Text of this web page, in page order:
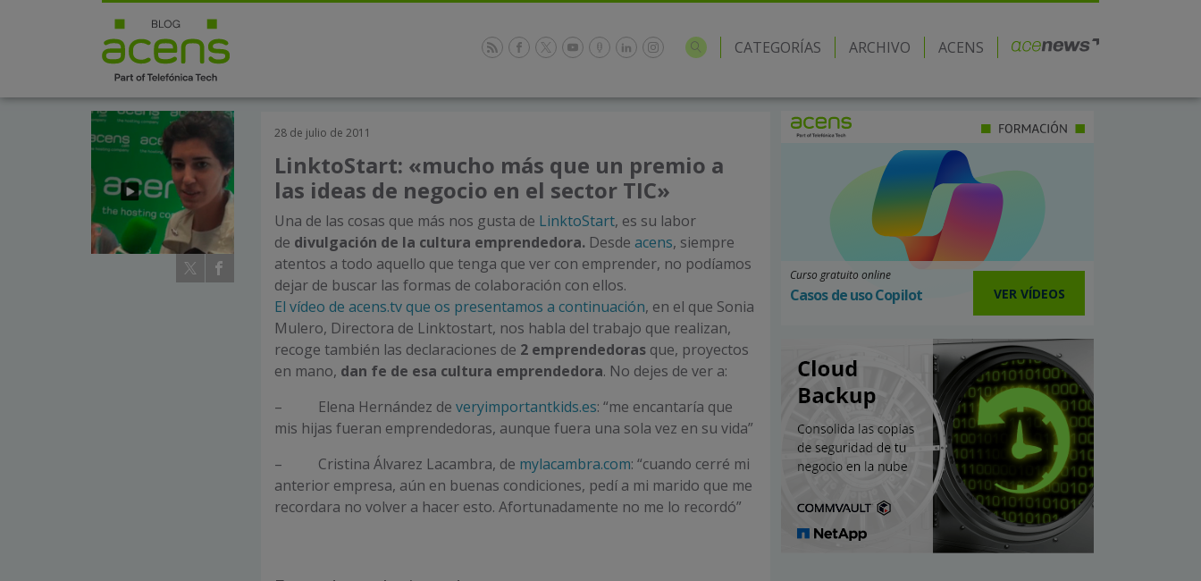
CATEGORÍAS ARCHIVO ACENS
28 de julio de 2011
LinktoStart: «mucho más que un premio a
las ideas de negocio en el sector TIC»
Una de las cosas que más nos gusta de LinktoStart, es su labor
de divulgación de la cultura emprendedora. Desde acens, siempre
atentos a todo aquello que tenga que ver con emprender, no podíamos
dejar de buscar las formas de colaboración con ellos.
El vídeo de acens.tv que os presentamos a continuación, en el que Sonia
Mulero, Directora de Linktostart, nos habla del trabajo que realizan,
recoge también las declaraciones de 2 emprendedoras que, proyectos
en mano, dan fe de esa cultura emprendedora. No dejes de ver a:
– Elena Hernández de veryimportantkids.es: “me encantaría que
mis hijas fueran emprendedoras, aunque fuera una sola vez en su vida”
– Cristina Álvarez Lacambra, de mylacambra.com: “cuando cerré mi
anterior empresa, aún en buenas condiciones, pedí a mi marido que me
recordara no volver a hacer esto. Afortunadamente no me lo recordó”
Curso gratuito online
Casos de uso Copilot VER VÍDEOS